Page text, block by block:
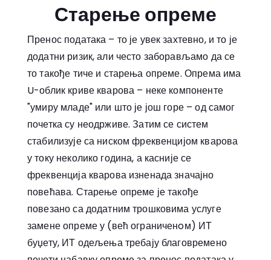
Старење опреме
Пренос података – то је увек захтевно, и то је
додатни ризик, али често заборављамо да се
то такође тиче и старења опреме. Опрема има
U-облик криве кварова – неке компоненте
"умиру младе" или што је још горе – од самог
почетка су неодрживе. Затим се систем
стабилизује са ниском фреквенцијом кварова
у току неколико година, а касније се
фреквенција кварова изненада значајно
повећава. Старење опреме је такође
повезано са додатним трошковима услуге
замене опреме у (већ ограниченoм) ИТ
буџету, ИТ одељења требају благовремено